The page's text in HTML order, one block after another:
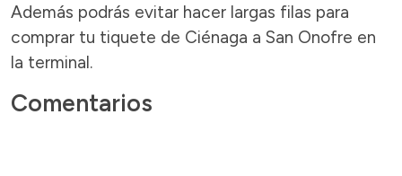
Además podrás evitar hacer largas filas para
comprar tu tiquete de Ciénaga a San Onofre en
la terminal.
Comentarios